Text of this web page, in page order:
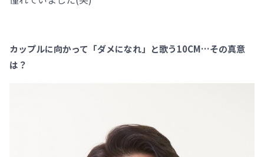
カップルに向かって「ダメになれ」と歌う10CM…その真意
は？